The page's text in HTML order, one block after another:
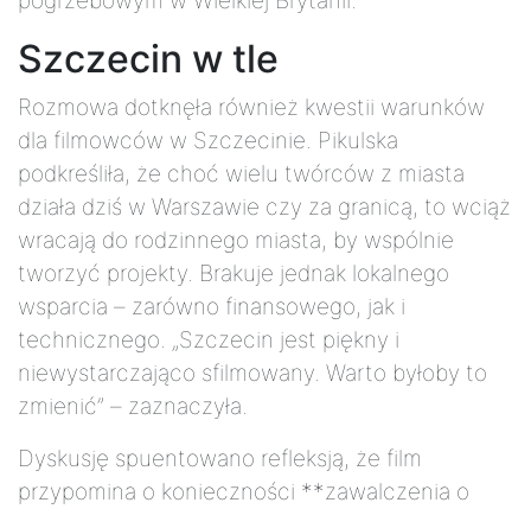
Szczecin w tle
Rozmowa dotknęła również kwestii warunków
dla filmowców w Szczecinie. Pikulska
podkreśliła, że choć wielu twórców z miasta
działa dziś w Warszawie czy za granicą, to wciąż
wracają do rodzinnego miasta, by wspólnie
tworzyć projekty. Brakuje jednak lokalnego
wsparcia – zarówno finansowego, jak i
technicznego. „Szczecin jest piękny i
niewystarczająco sfilmowany. Warto byłoby to
zmienić” – zaznaczyła.
Dyskusję spuentowano refleksją, że film
przypomina o konieczności **zawalczenia o